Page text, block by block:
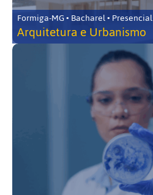
Formiga-MG • Bacharel • Presencial
Arquitetura e Urbanismo